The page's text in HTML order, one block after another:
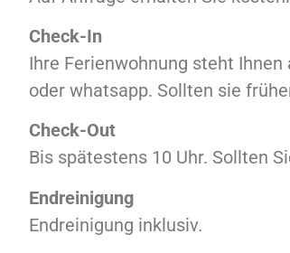
Check-In
Ihre Ferienwohnung steht
oder whatsapp. Sollten sie
Check-Out
Bis spätestens 10 Uhr. Sollten
Endreinigung
Endreinigung inklusiv.